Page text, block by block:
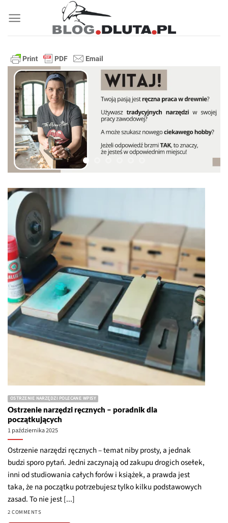
do
zawartości
OSTRZENIE NARZĘDZI POLECANE WPISY
Ostrzenie narzędzi ręcznych – poradnik dla
początkujących
1 października 2025
Ostrzenie narzędzi ręcznych – temat niby prosty, a jednak
budzi sporo pytań. Jedni zaczynają od zakupu drogich osełek,
inni od studiowania całych forów i książek, a prawda jest
taka, że na początku potrzebujesz tylko kilku podstawowych
zasad. To nie jest [...]
2 COMMENTS
CZYTAJ WIĘCEJ